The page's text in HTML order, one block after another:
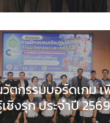
ตกรรมบอร์ดเกม เ
ชิงรุก ประจำปี 2569